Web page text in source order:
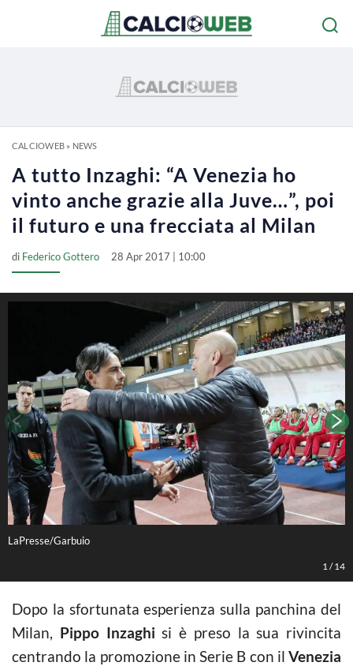
CALCIOWEB» NEWS
A tutto Inzaghi: “A Venezia ho
vinto anche grazie alla Juve…”, poi
il futuro e una frecciata al Milan
di Federico Gottero 28 Apr 2017 | 10:00
LaPresse/Garbuio
1 /14
Dopo la sfortunata esperienza sulla panchina del
Milan, Pippo Inzaghi si è preso la sua rivincita
centrando la promozione in Serie B con il Venezia